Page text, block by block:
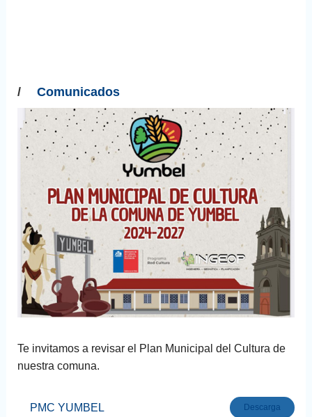
/ Comunicados
Te invitamos a revisar el Plan Municipal del Cultura de
nuestra comuna.
PMC YUMBEL Descarga